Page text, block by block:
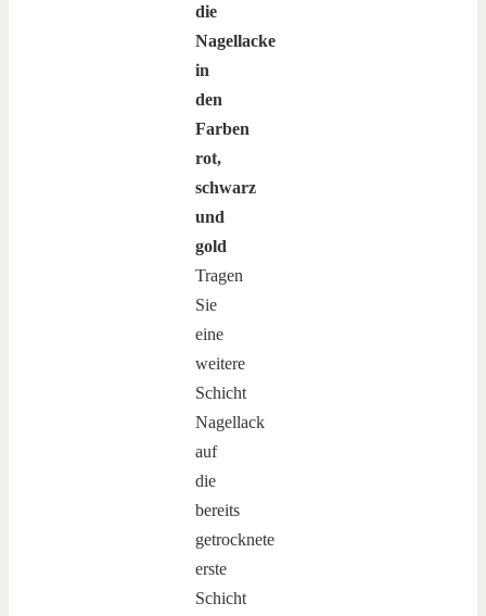
die
Nagellacke
in
den
Farben
rot,
schwarz
und
gold
Tragen
Sie
eine
weitere
Schicht
Nagellack
auf
die
bereits
getrocknete
erste
Schicht